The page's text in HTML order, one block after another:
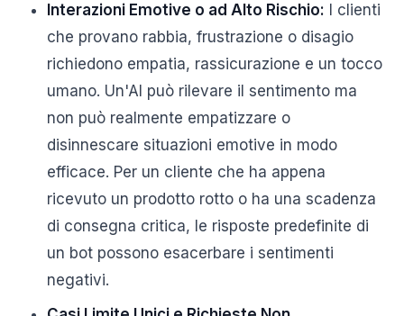
Interazioni Emotive o ad Alto Rischio: I clienti
che provano rabbia, frustrazione o disagio
richiedono empatia, rassicurazione e un tocco
umano. Un'AI può rilevare il sentimento ma
non può realmente empatizzare o
disinnescare situazioni emotive in modo
efficace. Per un cliente che ha appena
ricevuto un prodotto rotto o ha una scadenza
di consegna critica, le risposte predefinite di
un bot possono esacerbare i sentimenti
negativi.